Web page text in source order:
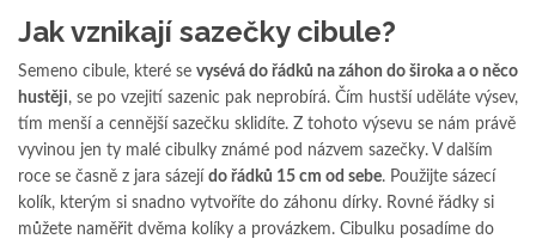
Jak vznikají sazečky cibule?
Semeno cibule, které se vysévá do řádků na záhon do široka a o něco
hustěji, se po vzejití sazenic pak neprobírá. Čím hustší uděláte výsev,
tím menší a cennější sazečku sklidíte. Z tohoto výsevu se nám právě
vyvinou jen ty malé cibulky známé pod názvem sazečky. V dalším
roce se časně z jara sázejí do řádků 15 cm od sebe. Použijte sázecí
kolík, kterým si snadno vytvoříte do záhonu dírky. Rovné řádky si
můžete naměřit dvěma kolíky a provázkem. Cibulku posadíme do